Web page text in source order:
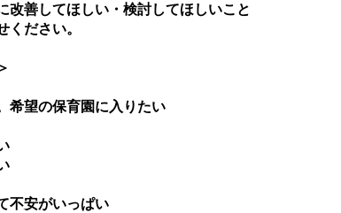
改善してほしい・検討してほしいこと
ださい。
希望の保育園に入りたい
不安がいっぱい